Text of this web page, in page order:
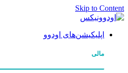
Skip to Content
اپلیکیشن‌های اودوو
مالی